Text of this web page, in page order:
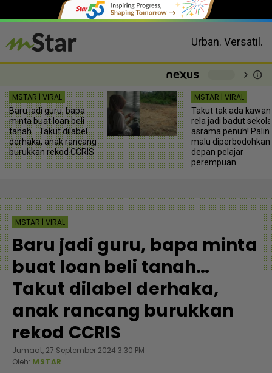
Urban. Versatil.
chevron_right info
MSTAR | VIRAL
Baru jadi guru, bapa
minta buat loan beli
tanah… Takut dilabel
derhaka, anak rancang
burukkan rekod CCRIS
MSTAR | VIRAL
Takut tak ada kawan,
rela jadi badut
asrama penuh!
malu diperbodohkan
depan pelajar
perempuan
MSTAR | VIRAL
Baru jadi guru, bapa minta
buat loan beli tanah…
Takut dilabel derhaka,
anak rancang burukkan
rekod CCRIS
Jumaat, 27 September 2024 3:30 PM
Oleh: MSTAR